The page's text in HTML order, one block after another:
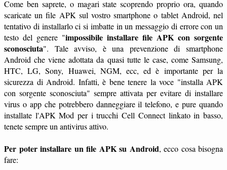
Come ben saprete, o magari state scoprendo proprio ora, quando
scaricate un file APK sul vostro smartphone o tablet Android, nel
tentativo di installarlo ci si imbatte in un messaggio di errore con un
testo del genere "impossibile installare file APK con sorgente
sconosciuta". Tale avviso, è una prevenzione di smartphone
Android che viene adottata da quasi tutte le case, come Samsung,
HTC, LG, Sony, Huawei, NGM, ecc, ed è importante per la
sicurezza di Android. Infatti, è bene tenere la voce "installa APK
con sorgente sconosciuta" sempre attivata per evitare di installare
virus o app che potrebbero danneggiare il telefono, e pure quando
installate l'APK Mod per i trucchi Cell Connect linkato in basso,
tenete sempre un antivirus attivo.
Per poter installare un file APK su Android, ecco cosa bisogna
fare: